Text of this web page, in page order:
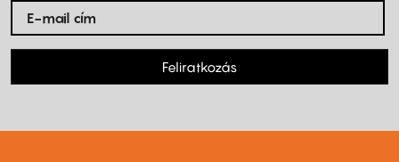
Feliratkozás